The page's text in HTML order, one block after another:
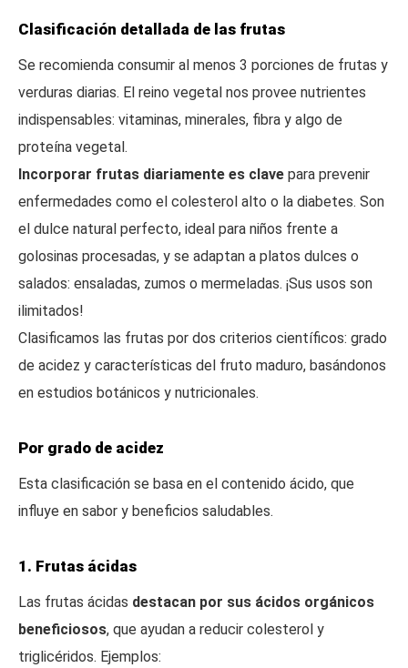
Clasificación detallada de las frutas
Se recomienda consumir al menos 3 porciones de frutas y
verduras diarias. El reino vegetal nos provee nutrientes
indispensables: vitaminas, minerales, fibra y algo de
proteína vegetal.
Incorporar frutas diariamente es clave para prevenir
enfermedades como el colesterol alto o la diabetes. Son
el dulce natural perfecto, ideal para niños frente a
golosinas procesadas, y se adaptan a platos dulces o
salados: ensaladas, zumos o mermeladas. ¡Sus usos son
ilimitados!
Clasificamos las frutas por dos criterios científicos: grado
de acidez y características del fruto maduro, basándonos
en estudios botánicos y nutricionales.
Por grado de acidez
Esta clasificación se basa en el contenido ácido, que
influye en sabor y beneficios saludables.
1. Frutas ácidas
Las frutas ácidas destacan por sus ácidos orgánicos
beneficiosos, que ayudan a reducir colesterol y
triglicéridos. Ejemplos: